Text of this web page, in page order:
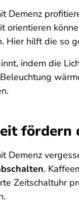
Demenz
orientieren
Hier hilft die so
indem die
fördern
Demenz
.
Zeitschaltuhr